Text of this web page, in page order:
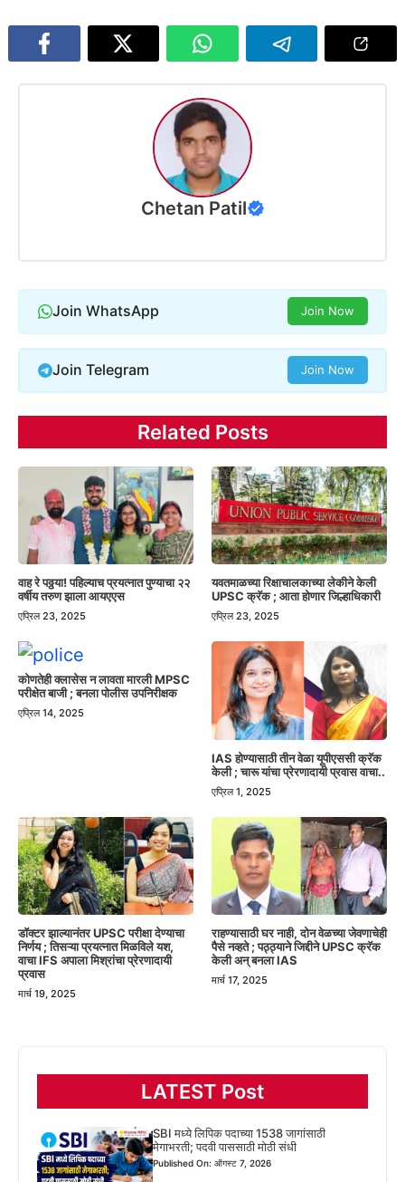
Chetan Patil
Join WhatsApp Join Now
Join Telegram Join Now
Related Posts
वाह रे पठ्ठया! पहिल्याच प्रयत्नात पुण्याचा २२
वर्षीय तरुण झाला आयएएस
एप्रिल 23, 2025
यवतमाळच्या रिक्षाचालकाच्या लेकीने केली
UPSC क्रॅक ; आता होणार जिल्हाधिकारी
एप्रिल 23, 2025
कोणतेही क्लासेस न लावता मारली MPSC
परीक्षेत बाजी ; बनला पोलीस उपनिरीक्षक
एप्रिल 14, 2025
IAS होण्यासाठी तीन वेळा यूपीएससी क्रॅक
केली ; चारू यांचा प्रेरणादायी प्रवास वाचा..
एप्रिल 1, 2025
डॉक्टर झाल्यानंतर UPSC परीक्षा देण्याचा
निर्णय ; तिसऱ्या प्रयत्नात मिळविले यश,
वाचा IFS अपाला मिश्रांचा प्रेरणादायी
प्रवास
मार्च 19, 2025
राहण्यासाठी घर नाही, दोन वेळच्या जेवणाचेही
पैसे नव्हते ; पठ्ठ्याने जिद्दीने UPSC क्रॅक
केली अन् बनला IAS
मार्च 17, 2025
LATEST Post
SBI मध्ये लिपिक पदाच्या 1538 जागांसाठी
मेगाभरती; पदवी पाससाठी मोठी संधी
Published On: ऑगस्ट 7, 2026